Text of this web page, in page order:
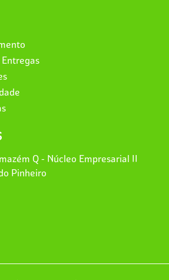
Q - Núcleo Empresarial II
Pinheiro